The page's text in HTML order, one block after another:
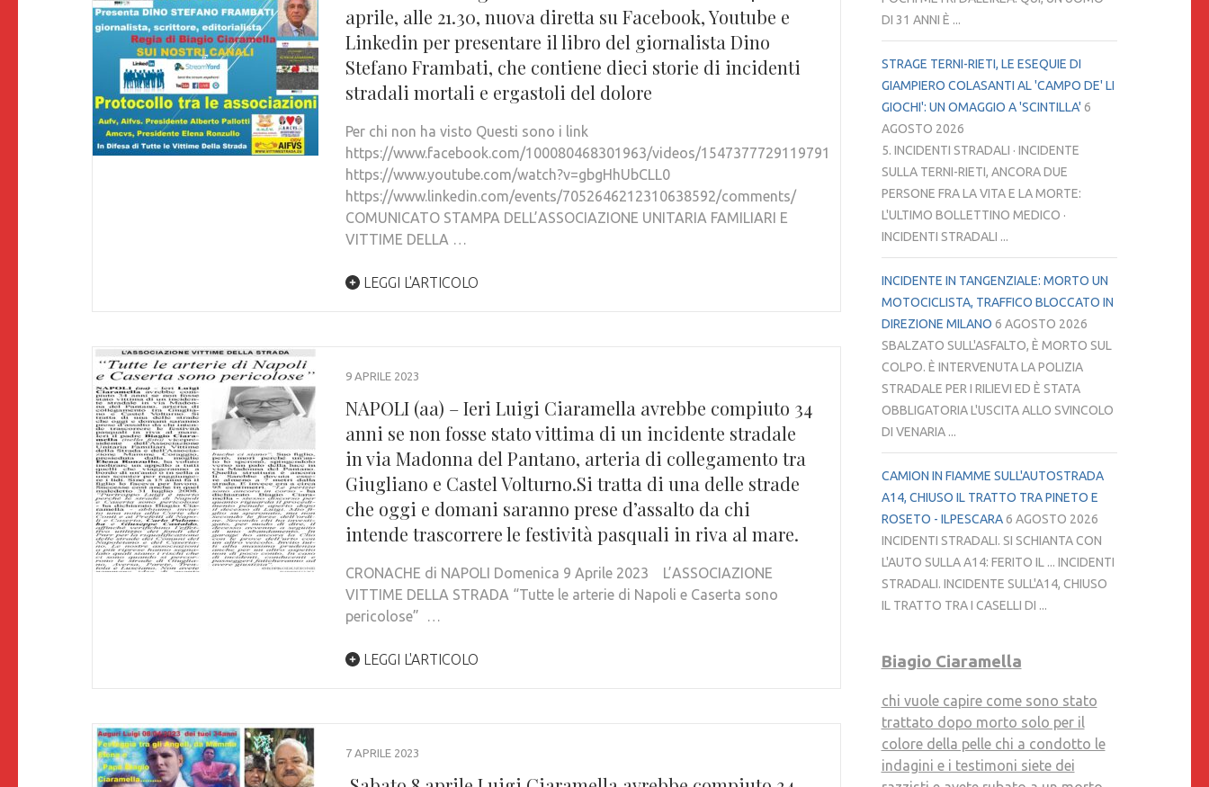
aprile, alle 21.30, nuova diretta su Facebook, Youtube e
Linkedin per presentare il libro del giornalista Dino
Stefano Frambati, che contiene dieci storie di incidenti
stradali mortali e ergastoli del dolore
Per chi non ha visto Questi sono i link
https://www.facebook.com/100080468301963/videos/1547377729119791
https://www.youtube.com/watch?v=gbgHhUbCLL0
https://www.linkedin.com/events/7052646212310638592/comments/
COMUNICATO STAMPA DELL’ASSOCIAZIONE UNITARIA FAMILIARI E
VITTIME DELLA …
LEGGI L'ARTICOLO
9 APRILE 2023
NAPOLI (aa) – Ieri Luigi Ciaramella avrebbe compiuto 34
anni se non fosse stato vittima di un incidente stradale
in via Madonna del Pantano, arteria di collegamento tra
Giugliano e Castel Volturno.Si tratta di una delle strade
che oggi e domani saranno prese d’assalto da chi
intende trascorrere le festività pasquali in riva al mare.
CRONACHE di NAPOLI Domenica 9 Aprile 2023 L’ASSOCIAZIONE
VITTIME DELLA STRADA “Tutte le arterie di Napoli e Caserta sono
pericolose” …
LEGGI L'ARTICOLO
7 APRILE 2023
DI 31 ANNI È ...
STRAGE TERNI-RIETI, LE ESEQUIE DI
GIAMPIERO COLASANTI AL 'CAMPO DE' LI
GIOCHI': UN OMAGGIO A 'SCINTILLA' 6
AGOSTO 2026
5. INCIDENTI STRADALI · INCIDENTE
SULLA TERNI-RIETI, ANCORA DUE
PERSONE FRA LA VITA E LA MORTE:
L'ULTIMO BOLLETTINO MEDICO ·
INCIDENTI STRADALI ...
INCIDENTE IN TANGENZIALE: MORTO UN
MOTOCICLISTA, TRAFFICO BLOCCATO IN
DIREZIONE MILANO 6 AGOSTO 2026
SBALZATO SULL'ASFALTO, È MORTO SUL
COLPO. È INTERVENUTA LA POLIZIA
STRADALE PER I RILIEVI ED È STATA
OBBLIGATORIA L'USCITA ALLO SVINCOLO
DI VENARIA ...
CAMION IN FIAMME SULL'AUTOSTRADA
A14, CHIUSO IL TRATTO TRA PINETO E
ROSETO - ILPESCARA 6 AGOSTO 2026
INCIDENTI STRADALI. SI SCHIANTA CON
L'AUTO SULLA A14: FERITO IL ... INCIDENTI
STRADALI. INCIDENTE SULL'A14, CHIUSO
IL TRATTO TRA I CASELLI DI ...
Biagio Ciaramella
chi vuole capire come sono stato
trattato dopo morto solo per il
colore della pelle chi a condotto le
indagini e i testimoni siete dei